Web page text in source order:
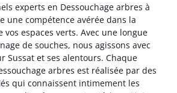
experts en Dessouchage arbres à
une compétence avérée dans la
vos espaces verts. Avec une longue
de souches, nous agissons avec
Sussat et ses alentours. Chaque
arbres est réalisée par des
qui connaissent intimement les